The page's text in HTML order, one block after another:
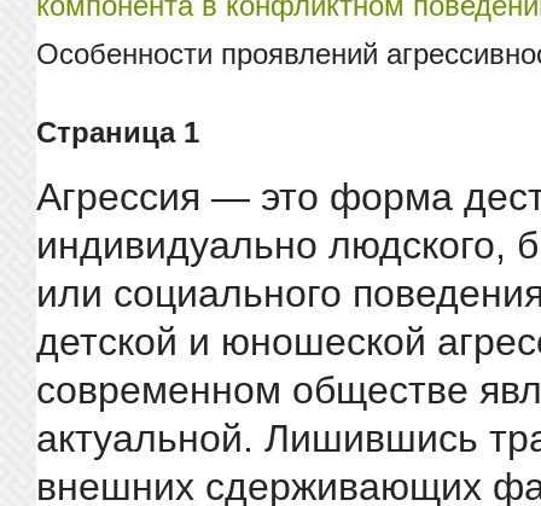
Особенности проявлений
Страница 1
Агрессия — это форма
индивидуально людского,
или социального
детской и юношеской
современном обществе
актуальной. Лишившись
внешних сдерживающих